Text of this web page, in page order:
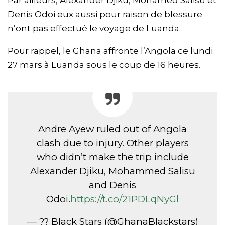
Denis Odoi eux aussi pour raison de blessure
n’ont pas effectué le voyage de Luanda.
Pour rappel, le Ghana affronte l’Angola ce lundi
27 mars à Luanda sous le coup de 16 heures.
Andre Ayew ruled out of Angola
clash due to injury. Other players
who didn’t make the trip include
Alexander Djiku, Mohammed Salisu
and Denis
Odoi.https://t.co/21PDLqNyGl
— ?? Black Stars (@GhanaBlackstars)